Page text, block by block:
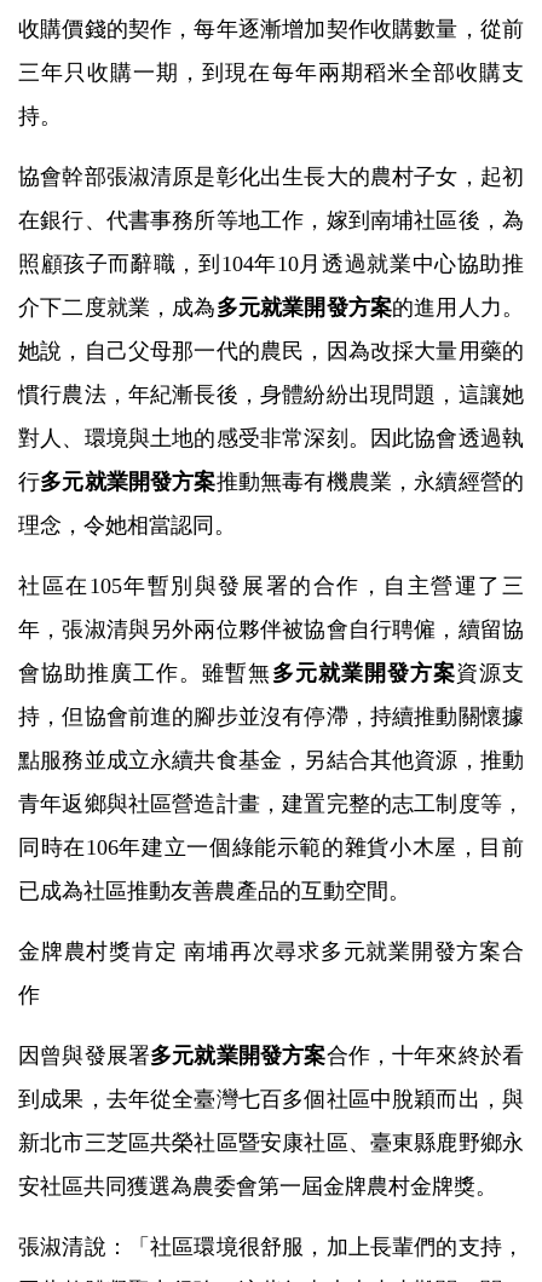
收購價錢的契作，每年逐漸增加契作收購數量，從前
三年只收購一期，到現在每年兩期稻米全部收購支
持。
協會幹部張淑清原是彰化出生長大的農村子女，起初
在銀行、代書事務所等地工作，嫁到南埔社區後，為
照顧孩子而辭職，到104年10月透過就業中心協助推
介下二度就業，成為多元就業開發方案的進用人力。
她說，自己父母那一代的農民，因為改採大量用藥的
慣行農法，年紀漸長後，身體紛紛出現問題，這讓她
對人、環境與土地的感受非常深刻。因此協會透過執
行多元就業開發方案推動無毒有機農業，永續經營的
理念，令她相當認同。
社區在105年暫別與發展署的合作，自主營運了三
年，張淑清與另外兩位夥伴被協會自行聘僱，續留協
會協助推廣工作。雖暫無多元就業開發方案資源支
持，但協會前進的腳步並沒有停滯，持續推動關懷據
點服務並成立永續共食基金，另結合其他資源，推動
青年返鄉與社區營造計畫，建置完整的志工制度等，
同時在106年建立一個綠能示範的雜貨小木屋，目前
已成為社區推動友善農產品的互動空間。
金牌農村獎肯定 南埔再次尋求多元就業開發方案合
作
因曾與發展署多元就業開發方案合作，十年來終於看
到成果，去年從全臺灣七百多個社區中脫穎而出，與
新北市三芝區共榮社區暨安康社區、臺東縣鹿野鄉永
安社區共同獲選為農委會第一屆金牌農村金牌獎。
張淑清說：「社區環境很舒服，加上長輩們的支持，